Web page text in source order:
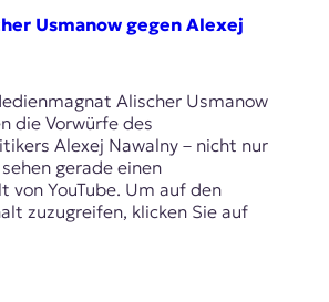
Usmanow gegen Alexej
Alischer Usmanow
die Vorwürfe des
Alexej Nawalny – nicht nur
gerade einen
von YouTube. Um auf den
zuzugreifen, klicken Sie auf